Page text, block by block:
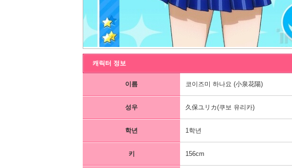
캐릭터 정보
이름 코이즈미 하나요 (小泉花陽)
성우 久保ユリカ(쿠보 유리카)
학년 1학년
키 156cm